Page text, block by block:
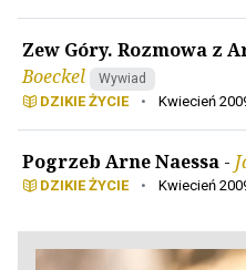
Zew Góry. Rozmowa z
Boeckel
Wywiad
DZIKIE ŻYCIE • Kwiecień
Pogrzeb Arne Naessa -
DZIKIE ŻYCIE • Kwiecień